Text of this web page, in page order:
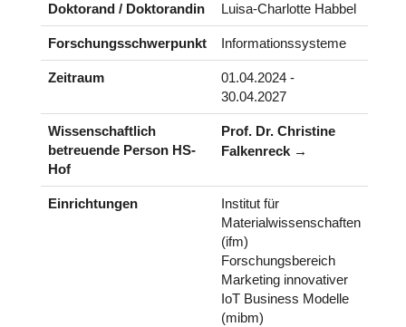
Doktorand / Doktorandin Luisa-Charlotte Habbel
Forschungsschwerpunkt Informationssysteme
Zeitraum
01.04.2024 -
30.04.2027
Wissenschaftlich
betreuende Person HS-
Hof
Prof. Dr. Christine
Falkenreck
Einrichtungen
Institut für
Materialwissenschaften
(ifm)
Forschungsbereich
Marketing innovativer
IoT Business Modelle
(mibm)